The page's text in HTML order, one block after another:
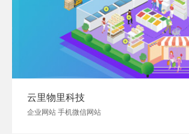
云里物里科技
企业网站 手机微信网站